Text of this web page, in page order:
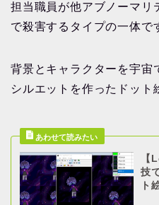
担当職員が他アブノーマリ
で殺害するタイプの一体で
背景とキャラクターを宇宙
シルエットを作ったドット
技
ト